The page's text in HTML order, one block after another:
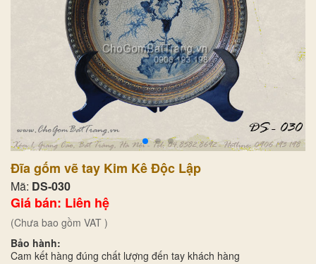
Đĩa gốm vẽ tay Kim Kê Độc Lập
Mã: DS-030
Giá bán: Liên hệ
(Chưa bao gồm VAT )
Bảo hành:
Cam kết hàng đúng chất lượng đến tay khách hàng